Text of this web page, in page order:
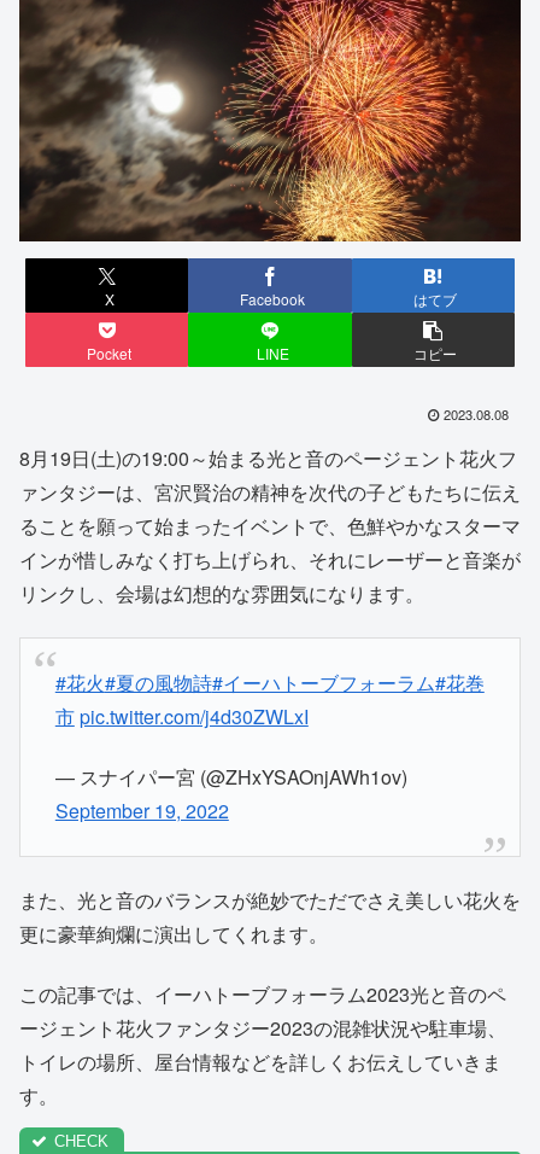
X Facebook はてブ
Pocket LINE コピー
2023.08.08
8月19日(土)の19:00～始まる光と音のページェント花火フ
ァンタジーは、宮沢賢治の精神を次代の子どもたちに伝え
ることを願って始まったイベントで、色鮮やかなスターマ
インが惜しみなく打ち上げられ、それにレーザーと音楽が
リンクし、会場は幻想的な雰囲気になります。
#花火#夏の風物詩#イーハトーブフォーラム#花巻
市pic.twitter.com/j4d30ZWLxI
— スナイパー宮 (@ZHxYSAOnjAWh1ov)
September 19, 2022
また、光と音のバランスが絶妙でただでさえ美しい花火を
更に豪華絢爛に演出してくれます。
この記事では、イーハトーブフォーラム2023光と音のペ
ージェント花火ファンタジー2023の混雑状況や駐車場、
トイレの場所、屋台情報などを詳しくお伝えしていきま
す。